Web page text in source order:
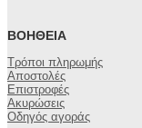
ΒΟΉΘΕΙΑ
Τρόποι πληρωμής
Αποστολές
Επιστροφές
Ακυρώσεις
Οδηγός αγοράς